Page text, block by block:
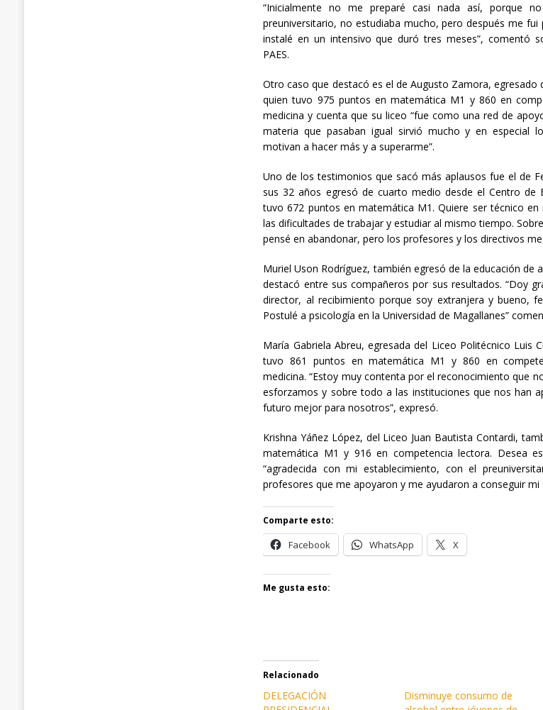
“Inicialmente no me preparé casi nada así, porque
preuniversitario, no estudiaba mucho, pero después me
instalé en un intensivo que duró tres meses”, comentó
PAES.
Otro caso que destacó es el de Augusto Zamora, egresado
quien tuvo 975 puntos en matemática M1 y 860 en
medicina y cuenta que su liceo “fue como una red de
materia que pasaban igual sirvió mucho y en especial
motivan a hacer más y a superarme”.
Uno de los testimonios que sacó más aplausos fue el de
sus 32 años egresó de cuarto medio desde el Centro de
tuvo 672 puntos en matemática M1. Quiere ser técnico
las dificultades de trabajar y estudiar al mismo tiempo.
pensé en abandonar, pero los profesores y los directivos
Muriel Uson Rodríguez, también egresó de la educación de
destacó entre sus compañeros por sus resultados. “Doy
director, al recibimiento porque soy extranjera y bueno,
Postulé a psicología en la Universidad de Magallanes”
María Gabriela Abreu, egresada del Liceo Politécnico Luis
tuvo 861 puntos en matemática M1 y 860 en
medicina. “Estoy muy contenta por el reconocimiento que
esforzamos y sobre todo a las instituciones que nos han
futuro mejor para nosotros”, expresó.
Krishna Yáñez López, del Liceo Juan Bautista Contardi,
matemática M1 y 916 en competencia lectora. Desea
“agradecida con mi establecimiento, con el
profesores que me apoyaron y me ayudaron a conseguir mi
Comparte esto:
Facebook WhatsApp X
Me gusta esto:
Relacionado
DELEGACIÓN
Disminuye consumo de